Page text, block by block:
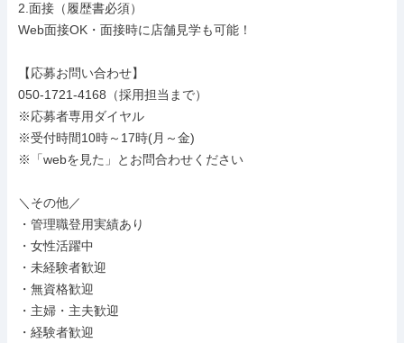
2.面接（履歴書必須）
Web面接OK・面接時に店舗見学も可能！
【応募お問い合わせ】
050-1721-4168（採用担当まで）
※応募者専用ダイヤル
※受付時間10時～17時(月～金)
※「webを見た」とお問合わせください
＼その他／
・管理職登用実績あり
・女性活躍中
・未経験者歓迎
・無資格歓迎
・主婦・主夫歓迎
・経験者歓迎